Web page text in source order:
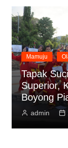
Mamuju
Tapak
Superior,
Boyong
admin